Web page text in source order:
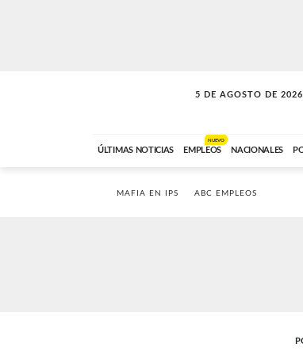
5 DE AGOSTO DE 2026
SOLO MÚSICA
ÚLTIMAS NOTICIAS EMPLEOS
NUEVO
NACIONALES
MAFIA EN IPS ABC EMPLEOS